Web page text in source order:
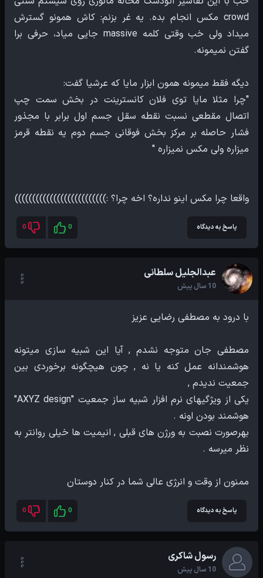
crowd مکس انجام بده. یه غر بزنم: کاش همونو گسترش
میداد ولی خب وقتی کلمه massive جایی میاد، حرفی برا
"چرا مثلا مایا توی فلان کانسترینت در بخش سمت چپ
اتصال مقطعی نسبت نقطه سقل جسم اول برابر با مجذور
فشار حاصله بر مرکز بخش فوقانی جسم دوم یه نقطه قرمز
واقعا چرا مکس اینو نداره؟ اخه چرا؟ :))))))))))))))))))))))))))
پاسخ به دیدگاه 0
0
عبدالجلیل سلطانی
10 سال پیش
مصطفی جان متوجه نشدم , آیا این شبیه سازی میتونه
هوشمندانه عمل کنه یا نه , چون هیچگونه برخوردی بین
یکی از ویژگیهای نرم افزار شبیه ساز جمعیت "AXYZ design"
بهرصورت نصبت به ورژن های قبلی , انیمیت ها خیلی روانتر به
ممنون از وقت و انرژی عالی شما در کنار دوستان
پاسخ به دیدگاه 0
0
رسول شاکری
10 سال پیش